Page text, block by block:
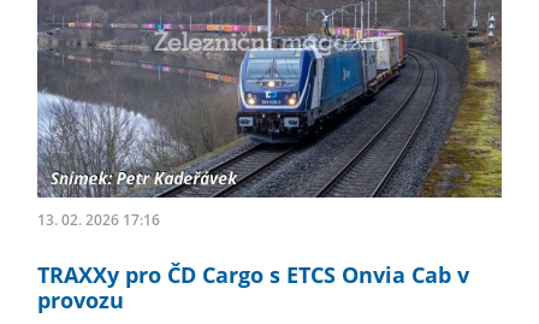
13. 02. 2026 17:16
TRAXXy pro ČD Cargo s ETCS Onvia Cab v
provozu